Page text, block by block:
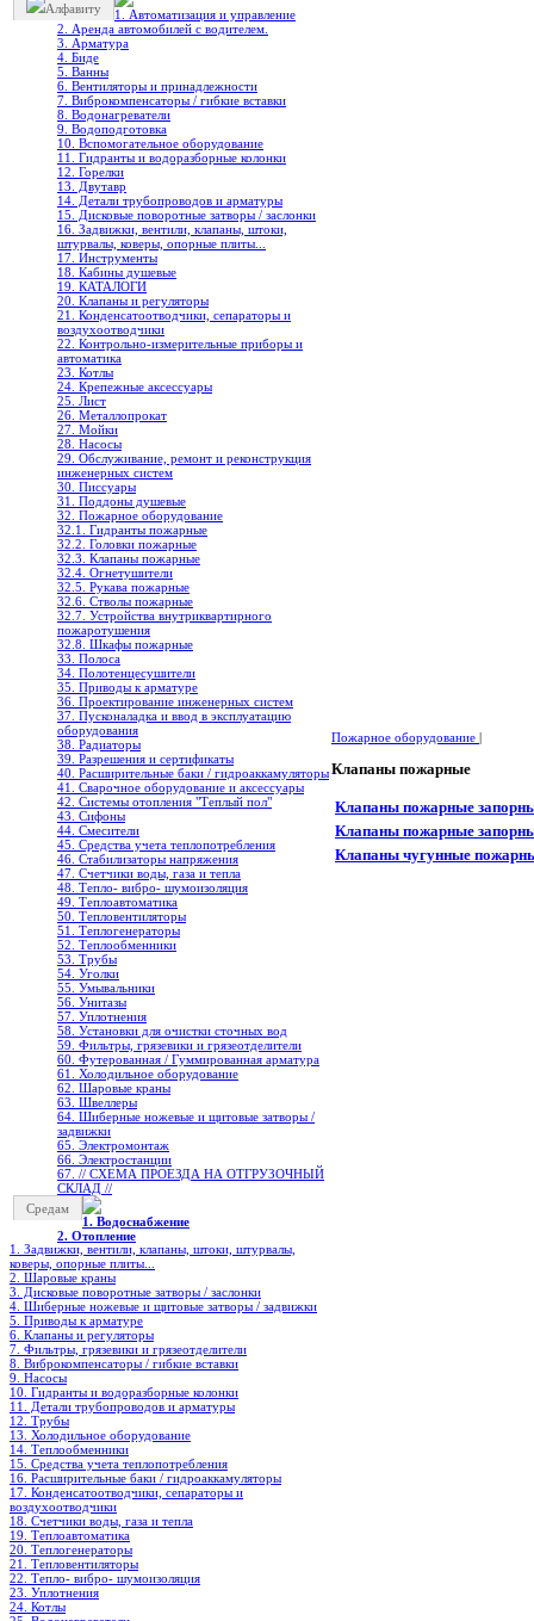
Алфавиту
1. Автоматизация и управление
2. Аренда автомобилей с водителем.
3. Арматура
4. Биде
5. Ванны
6. Вентиляторы и принадлежности
7. Виброкомпенсаторы / гибкие вставки
8. Водонагреватели
9. Водоподготовка
10. Вспомогательное оборудование
11. Гидранты и водоразборные колонки
12. Горелки
13. Двутавр
14. Детали трубопроводов и арматуры
15. Дисковые поворотные затворы / заслонки
16. Задвижки, вентили, клапаны, штоки,
штурвалы, коверы, опорные плиты...
17. Инструменты
18. Кабины душевые
19. КАТАЛОГИ
20. Клапаны и регуляторы
21. Конденсатоотводчики, сепараторы и
воздухоотводчики
22. Контрольно-измерительные приборы и
автоматика
23. Котлы
24. Крепежные аксессуары
25. Лист
26. Металлопрокат
27. Мойки
28. Насосы
29. Обслуживание, ремонт и реконструкция
инженерных систем
30. Писсуары
31. Поддоны душевые
32. Пожарное оборудование
32.1. Гидранты пожарные
32.2. Головки пожарные
32.3. Клапаны пожарные
32.4. Огнетушители
32.5. Рукава пожарные
32.6. Стволы пожарные
32.7. Устройства внутриквартирного
пожаротушения
32.8. Шкафы пожарные
33. Полоса
34. Полотенцесушители
35. Приводы к арматуре
36. Проектирование инженерных систем
37. Пусконаладка и ввод в эксплуатацию
оборудования
38. Радиаторы
39. Разрешения и сертификаты
40. Расширительные баки / гидроаккамуляторы
41. Сварочное оборудование и аксессуары
42. Системы отопления "Теплый пол"
43. Сифоны
44. Смесители
45. Средства учета теплопотребления
46. Стабилизаторы напряжения
47. Счетчики воды, газа и тепла
48. Тепло- вибро- шумоизоляция
49. Теплоавтоматика
50. Тепловентиляторы
51. Теплогенераторы
52. Теплообменники
53. Трубы
54. Уголки
55. Умывальники
56. Унитазы
57. Уплотнения
58. Установки для очистки сточных вод
59. Фильтры, грязевики и грязеотделители
60. Футерованная / Гуммированная арматура
61. Холодильное oборудование
62. Шаровые краны
63. Швеллеры
64. Шиберные ножевые и щитовые затворы /
задвижки
65. Электромонтаж
66. Электростанции
67. // СХЕМА ПРОЕЗДА НА ОТГРУЗОЧНЫЙ
СКЛАД //
Средам
1. Водоснабжение
2. Отопление
1. Задвижки, вентили, клапаны, штоки, штурвалы,
коверы, опорные плиты...
2. Шаровые краны
3. Дисковые поворотные затворы / заслонки
4. Шиберные ножевые и щитовые затворы / задвижки
5. Приводы к арматуре
6. Клапаны и регуляторы
7. Фильтры, грязевики и грязеотделители
8. Виброкомпенсаторы / гибкие вставки
9. Насосы
10. Гидранты и водоразборные колонки
11. Детали трубопроводов и арматуры
12. Трубы
13. Холодильное oборудование
14. Теплообменники
15. Средства учета теплопотребления
16. Расширительные баки / гидроаккамуляторы
17. Конденсатоотводчики, сепараторы и
воздухоотводчики
18. Счетчики воды, газа и тепла
19. Теплоавтоматика
20. Теплогенераторы
21. Тепловентиляторы
22. Тепло- вибро- шумоизоляция
23. Уплотнения
24. Котлы
Пожарное оборудование |
Клапаны пожарные
Клапаны пожарные
Клапаны пожарные
Клапаны чугунные